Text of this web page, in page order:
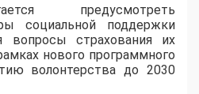
предусмотреть
социальной поддержки
вопросы страхования их
нового программного
волонтерства до 2030